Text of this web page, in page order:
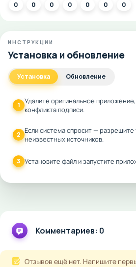
0 0 0 0 0 0 0
ИНСТРУКЦИИ
Установка и обновление
Установка Обновление
1 Удалите оригинальное
конфликта подписи.
2 Если система спросит — разрешите
неизвестных источников.
3 Установите файл и запустите
Комментариев: 0
Отзывов ещё нет. Напишите